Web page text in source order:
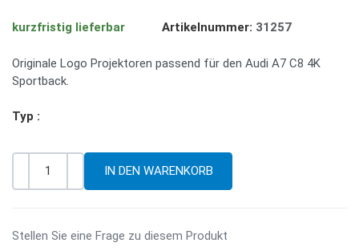
kurzfristig lieferbar Artikelnummer: 31257
Originale Logo Projektoren passend für den Audi A7 C8 4K
Sportback.
Typ :
Stellen Sie eine Frage zu diesem Produkt